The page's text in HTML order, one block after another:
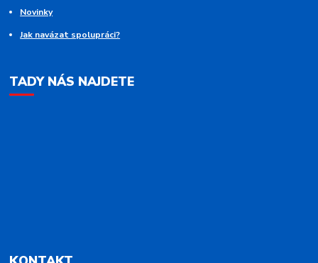
Novinky
Jak navázat spolupráci?
TADY NÁS NAJDETE